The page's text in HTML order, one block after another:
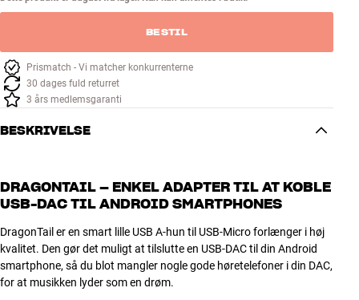
BESTIL
Prismatch - Vi matcher konkurrenterne
30 dages fuld returret
3 års medlemsgaranti
BESKRIVELSE
DRAGONTAIL – ENKEL ADAPTER TIL AT KOBLE
USB-DAC TIL ANDROID SMARTPHONES
DragonTail er en smart lille USB A-hun til USB-Micro forlænger i høj
kvalitet. Den gør det muligt at tilslutte en USB-DAC til din Android
smartphone, så du blot mangler nogle gode høretelefoner i din DAC,
for at musikken lyder som en drøm.